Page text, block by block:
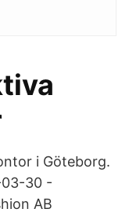
i Göteborg.
30 -
AB